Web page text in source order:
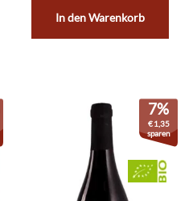
In den Warenkorb
7%
€1,35
sparen